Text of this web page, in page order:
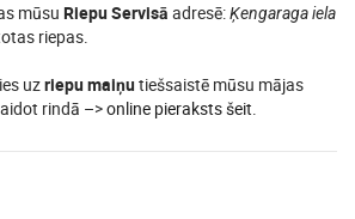
mūsu Riepu Servisā adresē:Ķengaraga iela
riepas.
uzriepu maiņutiešsaistē mūsu mājas
rindā –>online pieraksts šeit.